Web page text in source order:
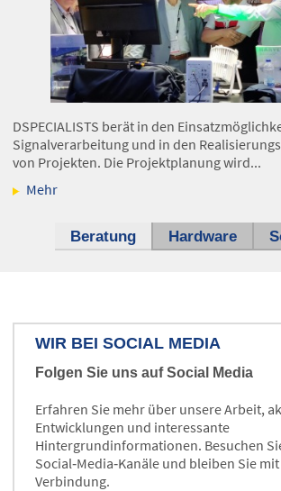
Beratung (aktiver Reiter)
Hardware
DSPECIALISTS berät in den
Signalverarbeitung und in den
von Projekten. Die Projektplanung wird...
Mehr
WIR BEI SOCIAL MEDIA
Folgen Sie uns auf Social Media
Erfahren Sie mehr über unsere Arbeit,
Entwicklungen und interessante
Hintergrundinformationen. Besuchen
Social‑Media‑Kanäle und bleiben Sie
Verbindung.